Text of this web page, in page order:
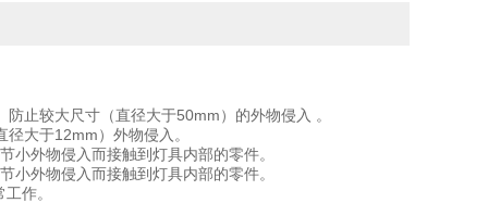
止较大尺寸（直径大于50mm）的外物侵入 。
大于12mm）外物侵入。
外物侵入而接触到灯具内部的零件。
外物侵入而接触到灯具内部的零件。
作。